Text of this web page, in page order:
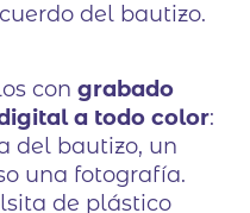
del bautizo.
con grabado
a todo color:
del bautizo, un
una fotografía.
de plástico